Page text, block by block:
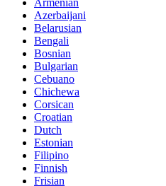
Azerbaijani
Belarusian
Bengali
Bosnian
Bulgarian
Cebuano
Chichewa
Corsican
Croatian
Dutch
Estonian
Filipino
Finnish
Frisian